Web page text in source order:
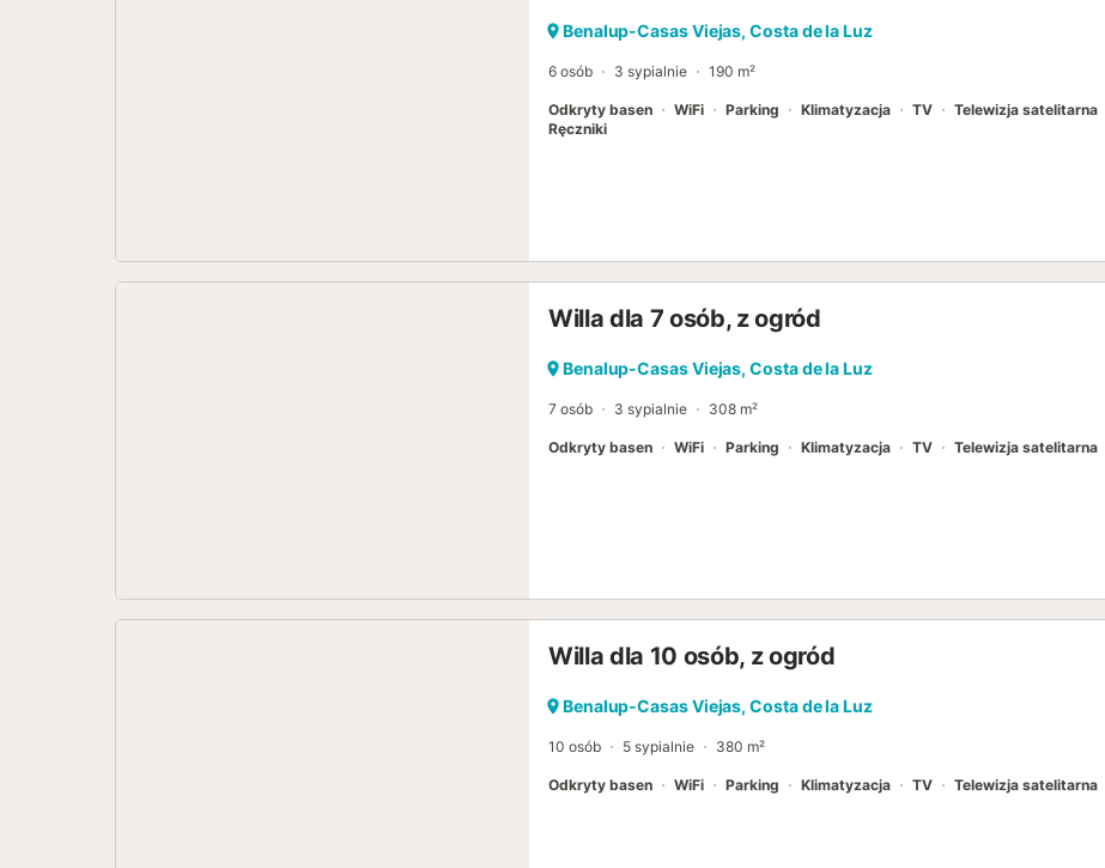
Benalup-Casas Viejas, Costa de la Luz
6 osób 3 sypialnie 190 m²
Odkryty basen WiFi Parking Klimatyzacja TV Telewizja satelitarna
Ręczniki
Willa dla 7 osób, z ogród
Benalup-Casas Viejas, Costa de la Luz
7 osób 3 sypialnie 308 m²
Odkryty basen WiFi Parking Klimatyzacja TV Telewizja satelitarna
Willa dla 10 osób, z ogród
Benalup-Casas Viejas, Costa de la Luz
10 osób 5 sypialnie 380 m²
Odkryty basen WiFi Parking Klimatyzacja TV Telewizja satelitarna